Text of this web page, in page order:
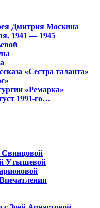
Дмитрия Москина
1941 — 1945
«Сестра таланта»
«Ремарка»
1991-го…
Свинцовой
Утышевой